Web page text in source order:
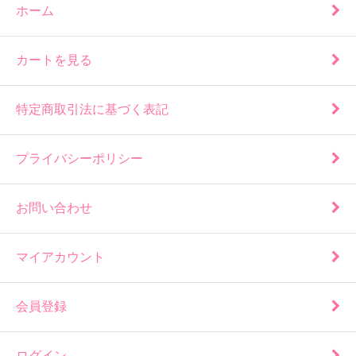
ホーム
カートを見る
特定商取引法に基づく表記
プライバシーポリシー
お問い合わせ
マイアカウント
会員登録